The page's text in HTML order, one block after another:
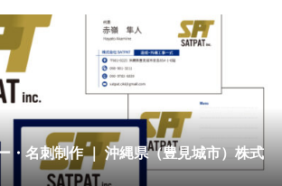
・名刺制作 ｜ 沖縄県（豊見城市）株式